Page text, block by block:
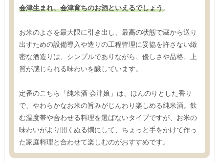
会津生まれ、会津育ちのお酒といえるでしょう。
お米のよさを最大限に引き出し、最高の状態で蔵から送り
出すための設備導入や造りの工程管理に妥協を許さない緻
密な酒造りは、シンプルでありながら、優しさや品格、上
質が感じられる味わいを醸しています。
定番のこちら「純米酒 会津娘」は、ほんのりとした香り
で、やわらかなお米の旨みがじんわり楽しめる純米酒。飲
む温度帯や合わせる料理を選ばないタイプですが、お米の
味わいがより開くぬる燗にして、ちょっと手をかけて作っ
た家庭料理と合わせて楽しむのがおすすめです。